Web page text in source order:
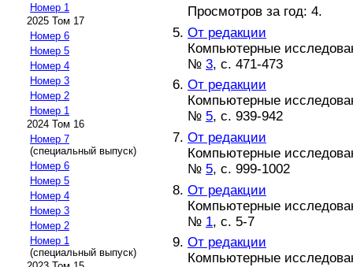
Номер 1
2025 Том 17
Номер 6
Номер 5
Номер 4
Номер 3
Номер 2
Номер 1
2024 Том 16
Номер 7
(специальный выпуск)
Номер 6
Номер 5
Номер 4
Номер 3
Номер 2
Номер 1
(специальный выпуск)
Просмотров за год: 4.
От редакции
Компьютерные
№ 3, с. 471-473
От редакции
Компьютерные
№ 5, с. 939-942
От редакции
Компьютерные
№ 5, с. 999-1002
От редакции
Компьютерные
№ 1, с. 5-7
От редакции
Компьютерные